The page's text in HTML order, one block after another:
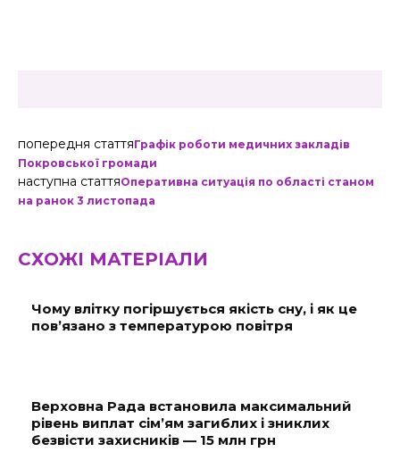
попередня статтяГрафік роботи медичних закладів
Покровської громади
наступна статтяОперативна ситуація по області станом
на ранок 3 листопада
СХОЖІ МАТЕРІАЛИ
Чому влітку погіршується якість сну, і як це
пов’язано з температурою повітря
Верховна Рада встановила максимальний
рівень виплат сім’ям загиблих і зниклих
безвісти захисників — 15 млн грн